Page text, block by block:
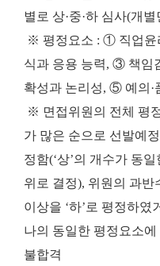
별로 상·중·하 심사(개별
※ 평정요소 : ① 직업윤
식과 응용 능력, ③ 책임
확성과 논리성, ⑤ 예의·
※ 면접위원의 전체 평
가 많은 순으로 선발예
정함(‘상’의 개수가 동
위로 결정), 위원의 과반
이상을 ‘하’로 평정하
나의 동일한 평정요소에
불합격